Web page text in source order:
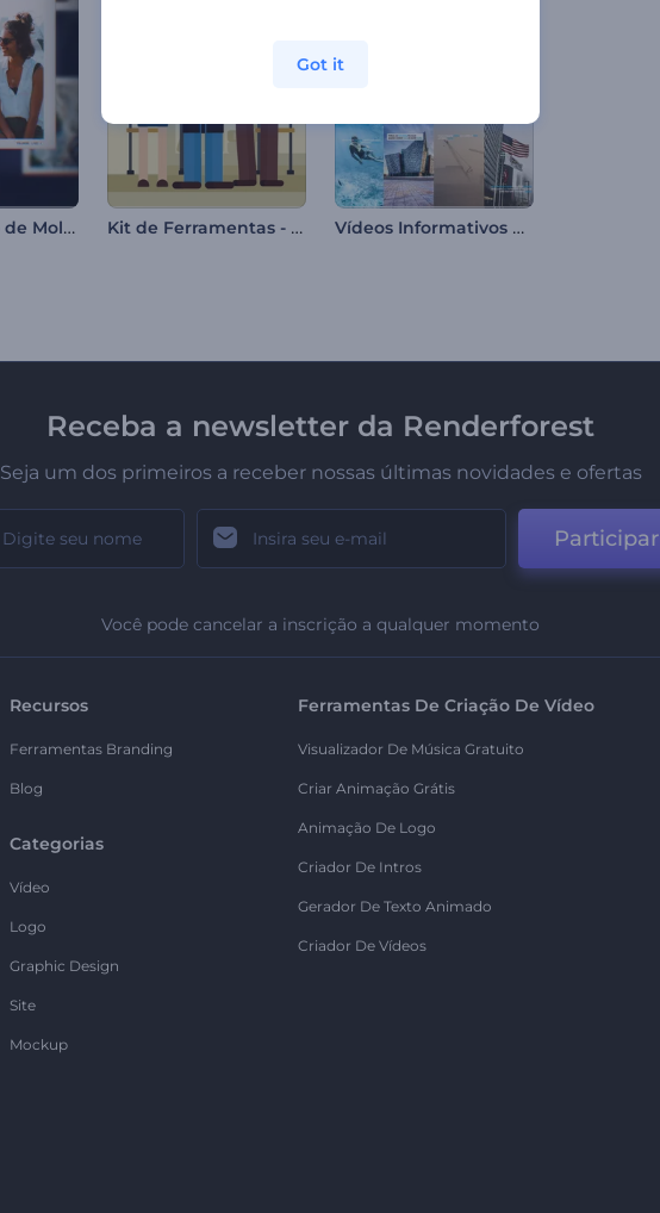
Apresentação de Molduras Polaroid Kit de Ferramentas - Vídeos Educativos Vídeos Informativos para Redes Sociais
Receba a newsletter da Renderforest
Seja um dos primeiros a receber nossas últimas novidades e ofertas
Participar
Você pode cancelar a inscrição a qualquer momento
Recursos
Ferramentas Branding
Blog
Categorias
Vídeo
Logo
Graphic Design
Site
Mockup
Ferramentas De Criação De Vídeo
Visualizador De Música Gratuito
Criar Animação Grátis
Animação De Logo
Criador De Intros
Gerador De Texto Animado
Criador De Vídeos
Got it